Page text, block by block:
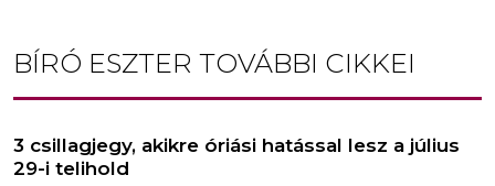
BÍRÓ ESZTER TOVÁBBI CIKKEI
3 csillagjegy, akikre óriási hatással lesz a július
29-i telihold